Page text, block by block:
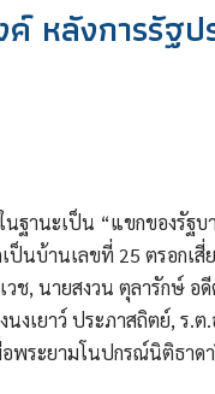
หลังการรัฐป
ฐานะเป็น “แขกของรัฐบ
ป็นบ้านเลขที่ 25 ตรอกเสี่
ช, นายสงวน ตุลารักษ์ อ
งเยาว์ ประภาสถิตย์, ร.ต
พระยามโนปกรณ์นิติธาด